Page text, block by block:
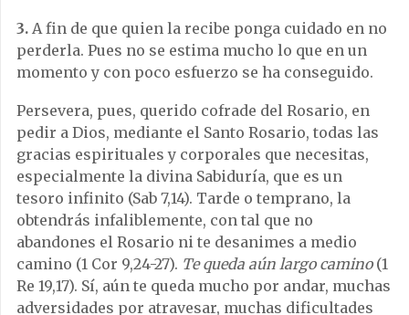
3. A fin de que quien la recibe ponga cuidado en no
perderla. Pues no se estima mucho lo que en un
momento y con poco esfuerzo se ha conseguido.
Persevera, pues, querido cofrade del Rosario, en
pedir a Dios, mediante el Santo Rosario, todas las
gracias espirituales y corporales que necesitas,
especialmente la divina Sabiduría, que es un
tesoro infinito (Sab 7,14). Tarde o temprano, la
obtendrás infaliblemente, con tal que no
abandones el Rosario ni te desanimes a medio
camino (1 Cor 9,24-27). Te queda aún largo camino(1
Re 19,17). Sí, aún te queda mucho por andar, muchas
adversidades por atravesar, muchas dificultades